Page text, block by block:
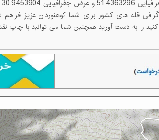
51.4363296 و عرض جغرافیایی 30.9453904
نقشه توپوگرافی قله از ان در مسیر صعود و کوهپیمایی خود استفاده کنید